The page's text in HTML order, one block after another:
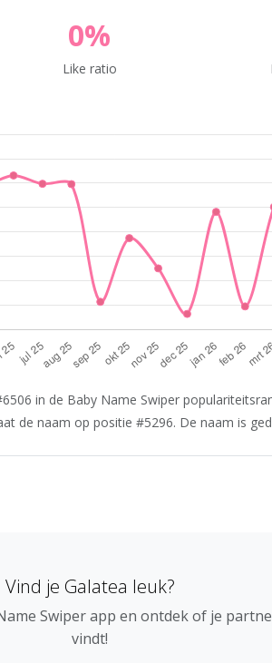
0%
Like ratio
in de Baby Name Swiper
de naam op positie #5296. De naam is
Vind je Galatea leuk?
Swiper app en ontdek of je
vindt!